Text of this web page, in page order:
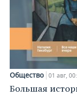
Общество 01 авг,
Большая